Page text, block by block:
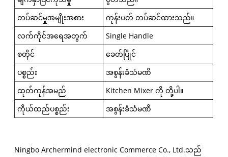
တပ်ဆင်မှုအမျိုးအစား
ကုန်းပတ် တပ်ဆင်ထားသည်။
လက်ကိုင်အရေအတွက်
Single Handle
စတိုင်
ခေတ်ပြိုင်
ပစ္စည်း
အစွန်းခံသံမဏိ
ထုတ်ကုန်အမည်
Kitchen Mixer ကို တို့ပါ။
ကိုယ်ထည်ပစ္စည်း
အစွန်းခံသံမဏိ
Ningbo Archermind electronic Commerce Co., Ltd.သည်